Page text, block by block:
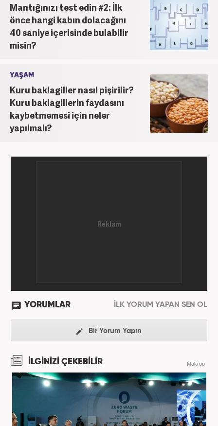
Mantığınızı test edin #2: İlk
önce hangi kabın dolacağını
40 saniye içerisinde bulabilir
misin?
YAŞAM
Kuru baklagiller nasıl pişirilir?
Kuru baklagillerin faydasını
kaybetmemesi için neler
yapılmalı?
YORUMLAR İLK YORUM YAPAN SEN OL
Bir Yorum Yapın
İLGİNİZİ ÇEKEBİLİR Makroo